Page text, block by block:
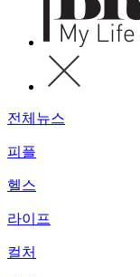
전체뉴스
피플
헬스
라이프
컬처